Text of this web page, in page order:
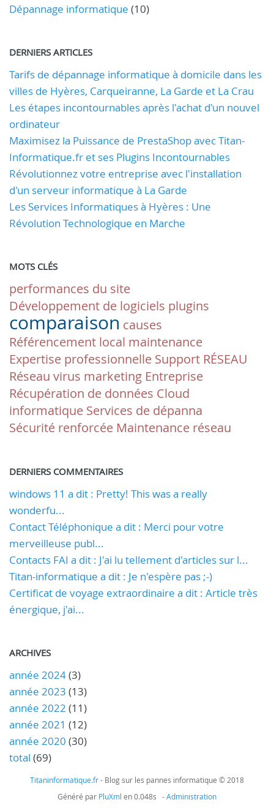
Dépannage informatique (10)
DERNIERS ARTICLES
Tarifs de dépannage informatique à domicile dans les
villes de Hyères, Carqueiranne, La Garde et La Crau
Les étapes incontournables après l'achat d'un nouvel
ordinateur
Maximisez la Puissance de PrestaShop avec Titan-
Informatique.fr et ses Plugins Incontournables
Révolutionnez votre entreprise avec l'installation
d'un serveur informatique à La Garde
Les Services Informatiques à Hyères : Une
Révolution Technologique en Marche
MOTS CLÉS
performances du site
Développement de logiciels plugins
comparaison causes
Référencement local maintenance
Expertise professionnelle Support RÉSEAU
Réseau virus marketing Entreprise
Récupération de données Cloud
informatique Services de dépanna
Sécurité renforcée Maintenance réseau
DERNIERS COMMENTAIRES
windows 11 a dit : Pretty! This was a really
wonderfu...
Contact Téléphonique a dit : Merci pour votre
merveilleuse publ...
Contacts FAI a dit : J'ai lu tellement d'articles sur l...
Titan-informatique a dit : Je n'espère pas ;-)
Certificat de voyage extraordinaire a dit : Article très
énergique, j'ai...
ARCHIVES
année 2024(3)
année 2023 (13)
année 2022 (11)
année 2021 (12)
année 2020 (30)
total (69)
Titaninformatique.fr- Blog sur les pannes informatique © 2018
Généré par PluXml en 0.048s -Administration